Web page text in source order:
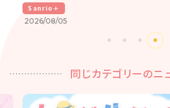
Sanrio＋
2026/08/05
同じカテゴリーのニ